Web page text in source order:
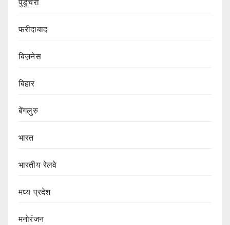
पुडुचेरी
फरीदाबाद
बिज़नेस
बिहार
बेंगलुरु
भारत
भारतीय रेलवे
मध्य प्रदेश
मनोरंजन